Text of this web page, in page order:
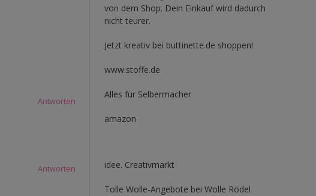
Antworten
Antworten
von dem Shop. Dein Einkauf wird dadurch
nicht teurer.
Jetzt kreativ bei buttinette.de shoppen!
www.stoffe.de
Alles für Selbermacher
amazon
idee. Creativmarkt
Tolle Wolle-Angebote bei Wolle Rödel